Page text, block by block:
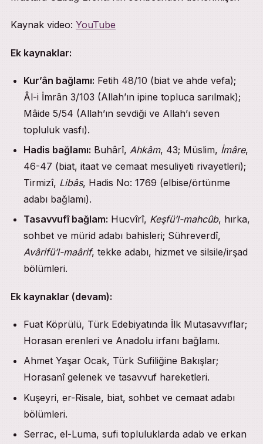
Kaynak video: YouTube
Ek kaynaklar:
Kur’ân bağlamı: Fetih 48/10 (biat ve ahde vefa);
Âl-i İmrân 3/103 (Allah’ın ipine topluca sarılmak);
Mâide 5/54 (Allah’ın sevdiği ve Allah’ı seven
topluluk vasfı).
Hadis bağlamı: Buhârî,Ahkâm, 43; Müslim, İmâre,
46-47 (biat, itaat ve cemaat mesuliyeti rivayetleri);
Tirmizî, Libâs, Hadis No: 1769 (elbise/örtünme
adabı bağlamı).
Tasavvufî bağlam: Hucvîrî, Keşfü’l-mahcûb, hırka,
sohbet ve mürid adabı bahisleri; Sühreverdî,
Avârifü’l-maârif, tekke adabı, hizmet ve silsile/irşad
bölümleri.
Ek kaynaklar (devam):
Fuat Köprülü, Türk Edebiyatında İlk Mutasavvıflar;
Horasan erenleri ve Anadolu irfanı bağlamı.
Ahmet Yaşar Ocak, Türk Sufiliğine Bakışlar;
Horasanî gelenek ve tasavvuf hareketleri.
Kuşeyri, er-Risale, biat, sohbet ve cemaat adabı
bölümleri.
Serrac, el-Luma, sufi topluluklarda adab ve erkan